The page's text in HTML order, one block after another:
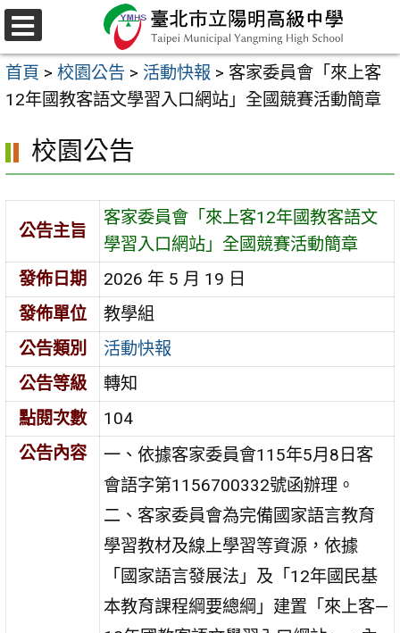
跳
至
主
要
容
區
選
單
首頁 > 校園公告 > 活動快報 > 客家委員會「來上客
12年國教客語文學習入口網站」全國競賽活動簡章
校園公告
公告主旨
客家委員會「來上客12年國教客語文
學習入口網站」全國競賽活動簡章
發佈日期
2026 年 5 月 19 日
發佈單位
教學組
公告類別
活動快報
公告等級
轉知
點閱次數
104
公告內容
一、依據客家委員會115年5月8日客
會語字第1156700332號函辦理。
二、客家委員會為完備國家語言教育
學習教材及線上學習等資源，依據
「國家語言發展法」及「12年國民基
本教育課程綱要總綱」建置「來上客—